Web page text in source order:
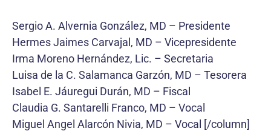
Sergio A. Alvernia González, MD – Presidente
Hermes Jaimes Carvajal, MD – Vicepresidente
Irma Moreno Hernández, Lic. – Secretaria
Luisa de la C. Salamanca Garzón, MD – Tesorera
Isabel E. Jáuregui Durán, MD – Fiscal
Claudia G. Santarelli Franco, MD – Vocal
Miguel Angel Alarcón Nivia, MD – Vocal [/column]